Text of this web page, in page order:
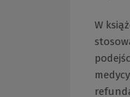
W